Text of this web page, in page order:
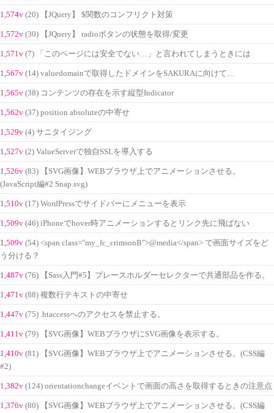
1,574v (20) 【JQuery】 $関数のコンフリクト対策
1,572v (30) 【JQuery】 radioボタンの状態を取得/変更
1,571v (7) 「このページには安全でない…」と言われてしまうときには
1,567v (14) valuedomainで取得したドメインをSAKURAに向けて…
1,565v (38) コンテンツの存在を示す縦型Indicator
1,562v (37) position absoluteの中寄せ
1,529v (4) サニタイジング
1,527v (2) ValueServerで独自SSLを導入する
1,526v (83) 【SVG画像】WEBブラウザ上でアニメーションさせる。
(JavaScript編#2 Snap.svg)
1,510v (17) WordPressでサイドバーにメニューを表示
1,509v (46) iPhoneでhover時アニメーションするとリンク先に飛ばない
1,509v (54) <span class="my_fc_crimsonB">@media</span> で画面サイズをど
う分ける？
1,487v (76) 【Sass入門#5】プレースホルダーセレクターで共通部品を作る。
1,471v (88) 複数行テキストの中寄せ
1,447v (75) .htaccessへのアクセスを禁止する。
1,411v (79) 【SVG画像】WEBブラウザにSVG画像を表示する。
1,410v (81) 【SVG画像】WEBブラウザ上でアニメーションさせる。(CSS編
#2)
1,382v (124) orientationchangeイベントで画面の高さを取得するときの注意点
1,376v (80) 【SVG画像】WEBブラウザ上でアニメーションさせる。(CSS編